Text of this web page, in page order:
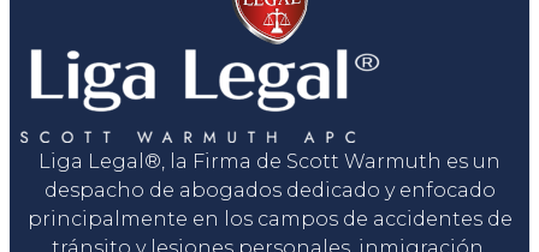
Liga Legal®, la Firma de Scott Warmuth es un
despacho de abogados dedicado y enfocado
principalmente en los campos de accidentes de